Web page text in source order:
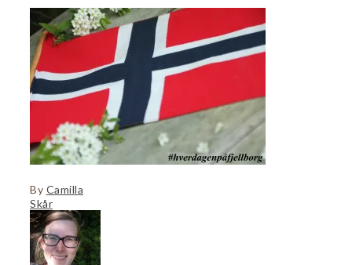
By Camilla
Skår